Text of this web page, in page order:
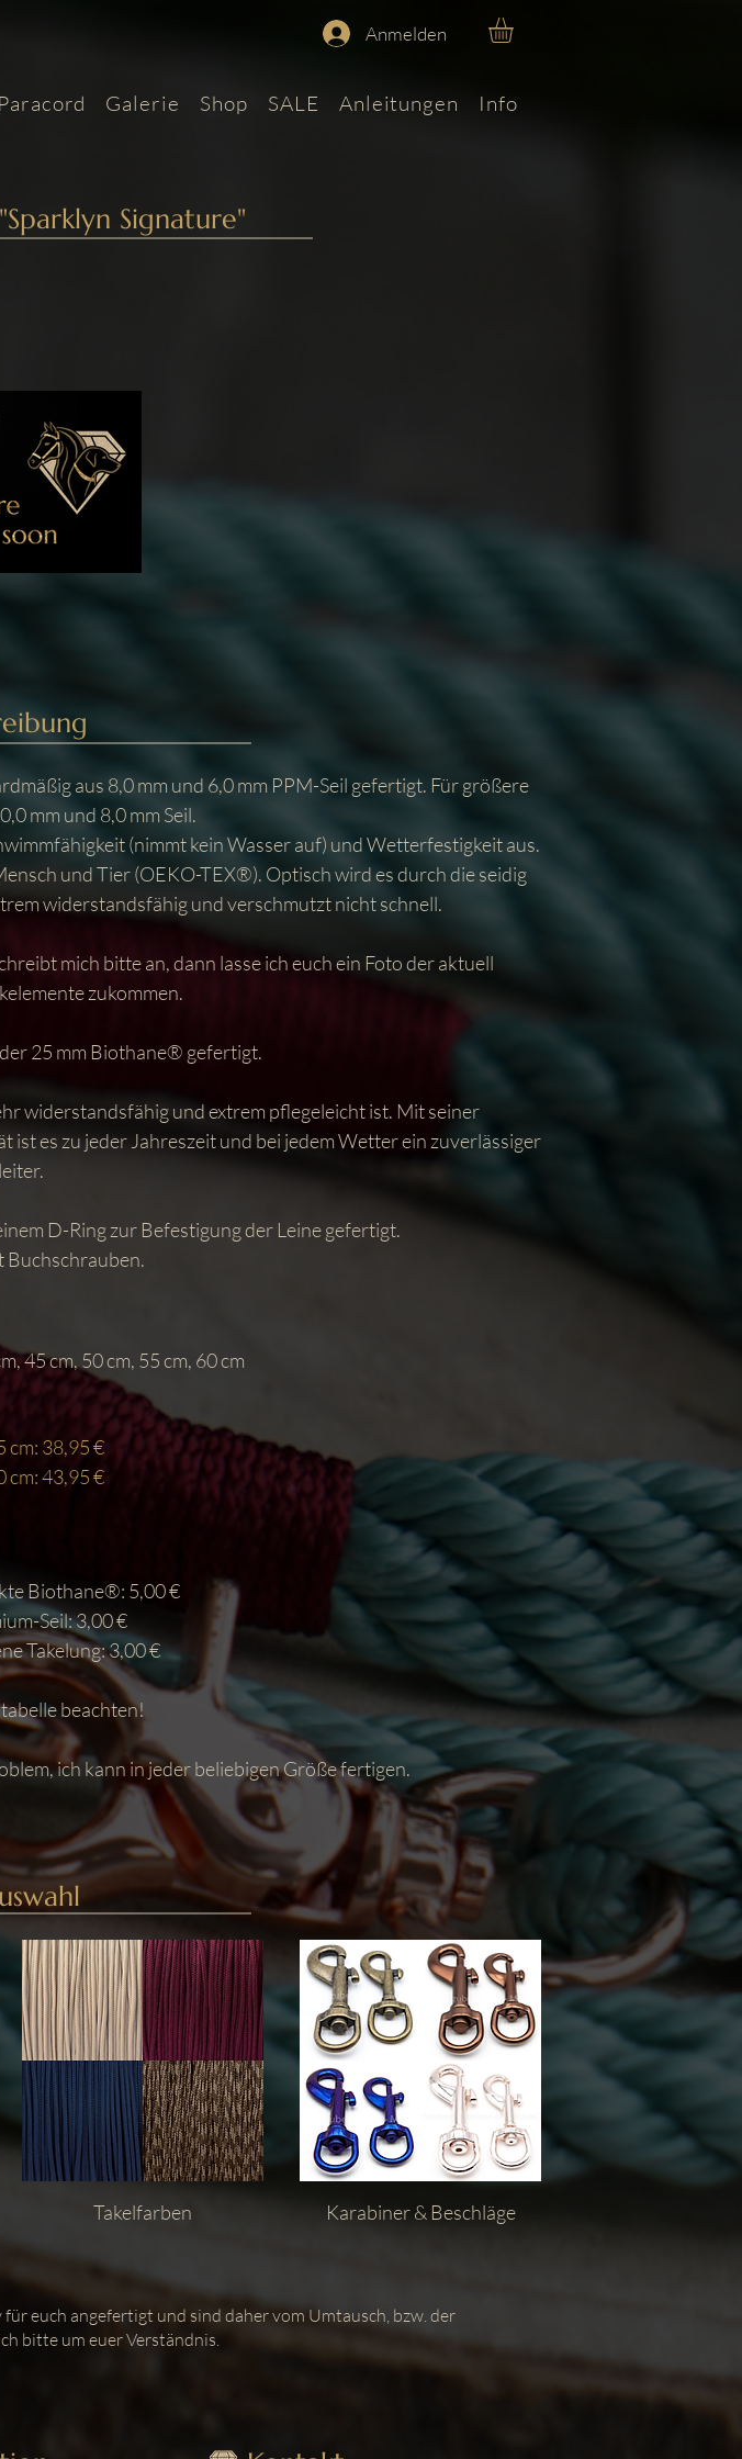
Anmelden
Paracord Galerie Shop SALE Anleitungen Info
Signature"
aus 8,0 mm und 6,0 mm PPM-Seil gefertigt. Für größere
mm und 8,0 mm Seil.
(nimmt kein Wasser auf) und Wetterfestigkeit aus.
und Tier (OEKO-TEX®). Optisch wird es durch die seidig
widerstandsfähig und verschmutzt nicht schnell.
mich bitte an, dann lasse ich euch ein Foto der aktuell
zukommen.
25 mm Biothane® gefertigt.
widerstandsfähig und extrem pflegeleicht ist. Mit seiner
es zu jeder Jahreszeit und bei jedem Wetter ein zuverlässiger
D-Ring zur Befestigung der Leine gefertigt.
Buchschrauben.
45 cm, 50 cm, 55 cm, 60 cm
cm: 38,95 €
cm: 43,95 €
Biothane®: 5,00 €
Seil: 3,00 €
Takelung: 3,00 €
beachten!
ich kann in jeder beliebigen Größe fertigen.
Takelfarben Karabiner & Beschläge
euch angefertigt und sind daher vom Umtausch, bzw. der
bitte um euer Verständnis.